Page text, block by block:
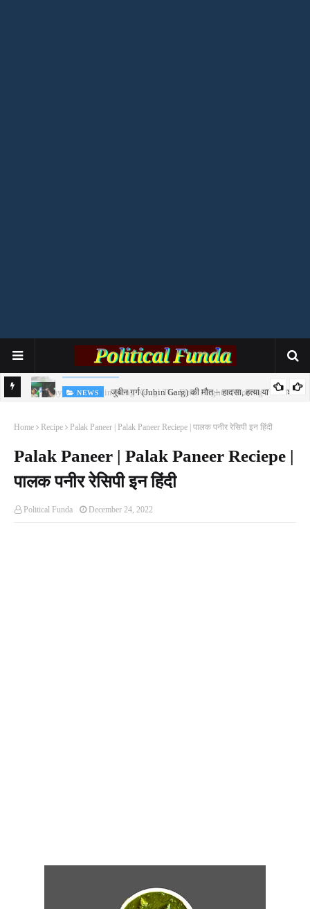
NEWS जुबीन गर्ग (Jubin Garg) की मौत – हादसा, हत्या या साजिश?
Home Recipe Palak Paneer | Palak Paneer Reciepe | पालक पनीर रेसिपी इन हिंदी
Palak Paneer | Palak Paneer Reciepe |
पालक पनीर रेसिपी इन हिंदी
Political Funda December 24, 2022